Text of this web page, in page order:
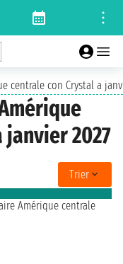
centrale con Crystal a
2027
Trier